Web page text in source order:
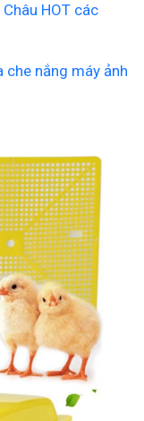
HOT các
che nắng máy ảnh